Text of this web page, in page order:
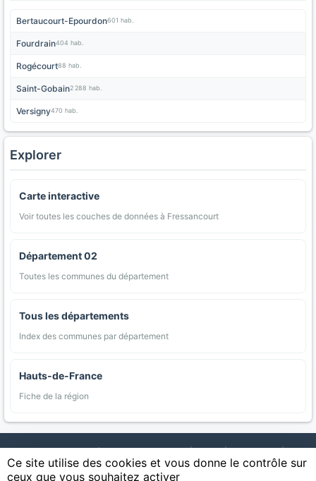
Bertaucourt-Epourdon601 hab.
Fourdrain404 hab.
Rogécourt88 hab.
Saint-Gobain2 288 hab.
Versigny470 hab.
Explorer
Carte interactive
Voir toutes les couches de données à Fressancourt
Département 02
Toutes les communes du département
Tous les départements
Index des communes par département
Hauts-de-France
Fiche de la région
AgriMap — Données agricoles ouvertes | Carte | Communes |
Appellations | Regions | Cultures | Zones protégées | Forets |
Littoral | Espaces naturels | Statistiques
Ce site utilise des cookies et vous donne le contrôle sur
ceux que vous souhaitez activer